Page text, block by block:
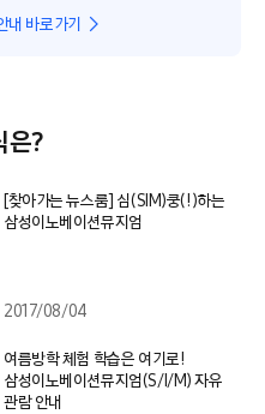
내 바로가기
은?
[찾아가는 뉴스룸] 심(SIM)쿵(!)하는
삼성이노베이션뮤지엄
2017/08/04
여름방학 체험 학습은 여기로!
삼성이노베이션뮤지엄(S/I/M) 자유
관람 안내